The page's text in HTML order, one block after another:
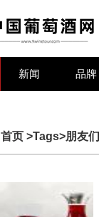
新闻 品牌
首页 >Tags>朋友们